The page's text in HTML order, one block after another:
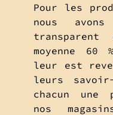
Pour les
nous
moyenne
leur est
leurs
chacun une
nos